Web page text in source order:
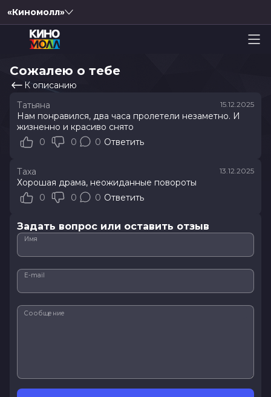
«Киномолл»
Сожалею о тебе
К описанию
Татьяна
15.12.2025
Нам понравился, два часа пролетели незаметно. И
жизненно и красиво снято
0
0 0 Ответить
Таха 13.12.2025
Хорошая драма, неожиданные повороты
0
0 0 Ответить
Задать вопрос или оставить отзыв
Имя
E-mail
Сообщение